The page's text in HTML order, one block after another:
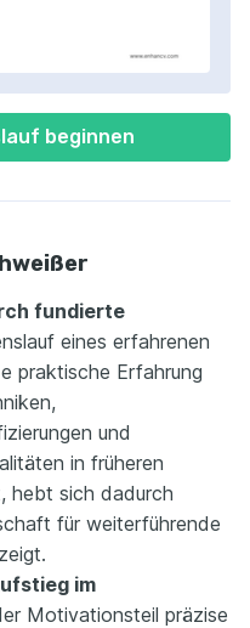
beginnen
fundierte
eines erfahrenen
praktische Erfahrung
und
in früheren
hebt sich dadurch
für weiterführende
im
Motivationsteil präzise